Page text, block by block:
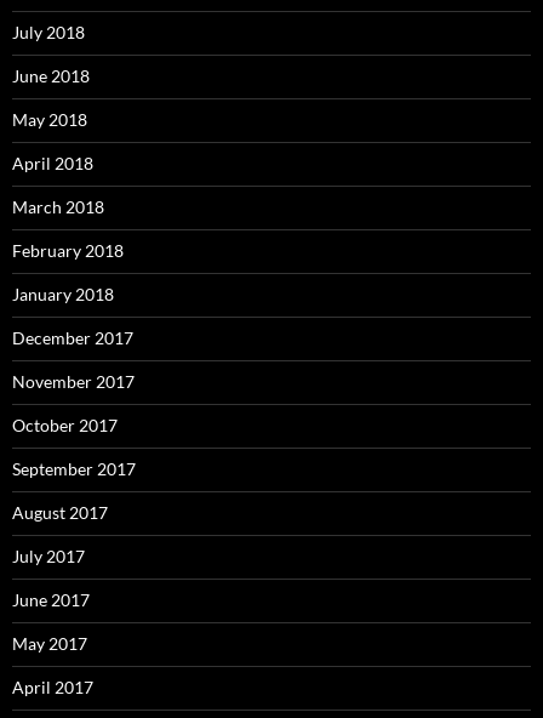
July 2018
June 2018
May 2018
April 2018
March 2018
February 2018
January 2018
December 2017
November 2017
October 2017
September 2017
August 2017
July 2017
June 2017
May 2017
April 2017